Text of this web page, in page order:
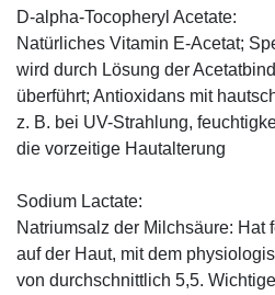
D-alpha-Tocopheryl Acetate:
Natürliches Vitamin E-Acetat;
wird durch Lösung der
überführt; Antioxidans mit
z. B. bei UV-Strahlung,
die vorzeitige Hautalterung
Sodium Lactate:
Natriumsalz der Milchsäure: Hat
auf der Haut, mit dem
von durchschnittlich 5,5.